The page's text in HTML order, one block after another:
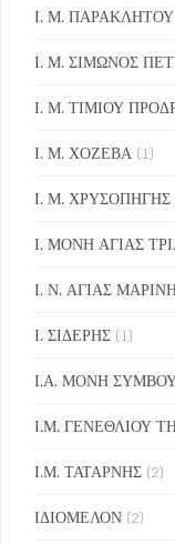
Ι. Μ. ΠΑΡΑΚΛΗΤΟΥ
Ι. Μ. ΣΙΜΩΝΟΣ
Ι. Μ. ΤΙΜΙΟΥ
Ι. Μ. ΧΟΖΕΒΑ (1)
Ι. Μ. ΧΡΥΣΟΠΗΓΗΣ
Ι. ΜΟΝΗ ΑΓΙΑΣ
Ι. Ν. ΑΓΙΑΣ
Ι. ΣΙΔΕΡΗΣ (1)
Ι.Α. ΜΟΝΗ
Ι.Μ. ΓΕΝΕΘΛΙΟΥ
Ι.Μ. ΤΑΤΑΡΝΗΣ (2)
ΙΔΙΟΜΕΛΟΝ (2)